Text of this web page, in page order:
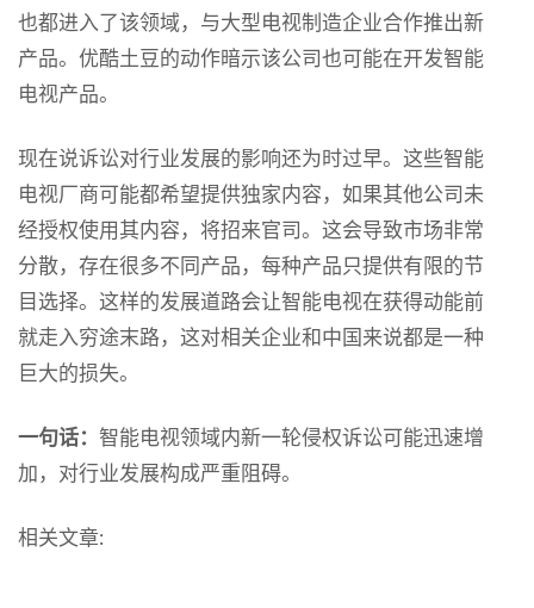
也都进入了该领域，与大型电视制造企业合作推出新
产品。优酷土豆的动作暗示该公司也可能在开发智能
电视产品。
现在说诉讼对行业发展的影响还为时过早。这些智能
电视厂商可能都希望提供独家内容，如果其他公司未
经授权使用其内容，将招来官司。这会导致市场非常
分散，存在很多不同产品，每种产品只提供有限的节
目选择。这样的发展道路会让智能电视在获得动能前
就走入穷途末路，这对相关企业和中国来说都是一种
巨大的损失。
一句话： 智能电视领域内新一轮侵权诉讼可能迅速增
加，对行业发展构成严重阻碍。
相关文章: